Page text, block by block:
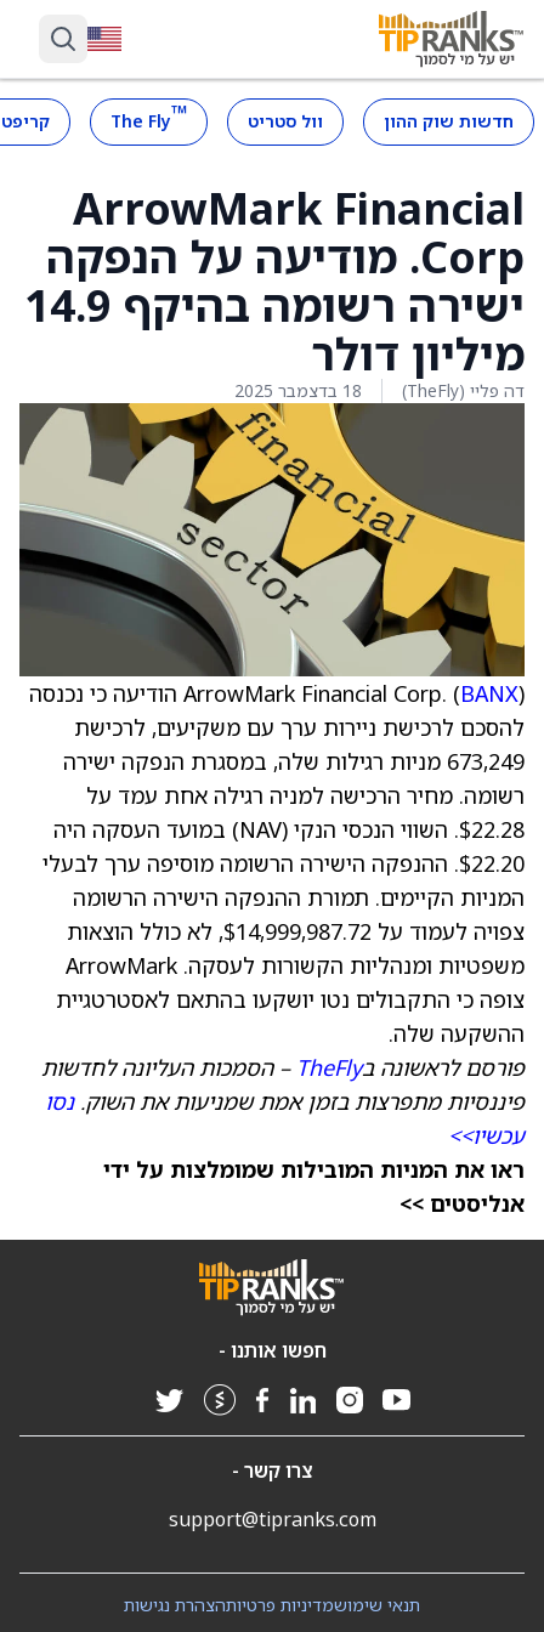
חדשות שוק ההון וול סטריט ™
The Fly
ArrowMark Financial
Corp. מודיעה על הנפקה
ישירה רשומה בהיקף 14.9
מיליון דולר
דה פליי (TheFly) 18 בדצמבר 2025
ArrowMark Financial Corp. (BANX
) הודיעה כי נכנסה
להסכם לרכישת ניירות ערך עם משקיעים, לרכישת
673,249 מניות רגילות שלה, במסגרת הנפקה ישירה
רשומה. מחיר הרכישה למניה רגילה אחת עמד על
$22.28. השווי הנכסי הנקי (NAV) במועד העסקה היה
$22.20. ההנפקה הישירה הרשומה מוסיפה ערך לבעלי
המניות הקיימים. תמורת ההנפקה הישירה הרשומה
צפויה לעמוד על $14,999,987.72, לא כולל הוצאות
משפטיות ומנהליות הקשורות לעסקה. ArrowMark
צופה כי התקבולים נטו יושקעו בהתאם לאסטרטגיית
ההשקעה שלה.
פורסם לראשונה בTheFly – הסמכות העליונה לחדשות
פיננסיות מתפרצות בזמן אמת שמניעות את השוק.נסו
עכשיו>>
ראו את המניות המובילות שמומלצות על ידי
אנליסטים >>
חפשו אותנו -
צרו קשר -
support@tipranks.com
הצהרת נגישותמדיניות פרטיותתנאי שימוש